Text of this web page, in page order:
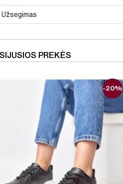
Užsegimas
PREKĖS
-20%